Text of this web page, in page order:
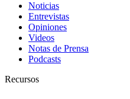
Noticias
Entrevistas
Opiniones
Videos
Notas de Prensa
Podcasts
Recursos